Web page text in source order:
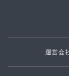
運営会